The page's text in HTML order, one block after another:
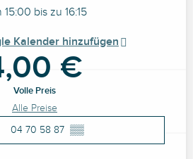
15:00 bis zu 16:15
Kalender hinzufügen
€
Volle Preis
Alle Preise
04 70 58 87 ▒▒